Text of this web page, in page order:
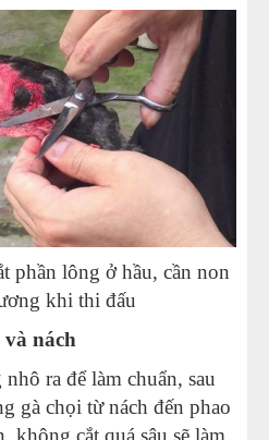
phần lông ở hầu, cần non
khi thi đấu
nách
ra để làm chuẩn, sau
gà chọi từ nách đến phao
không cắt quá sâu sẽ làm